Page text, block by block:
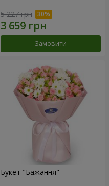
5 227 грн
Замовити
Букет "Бажання"